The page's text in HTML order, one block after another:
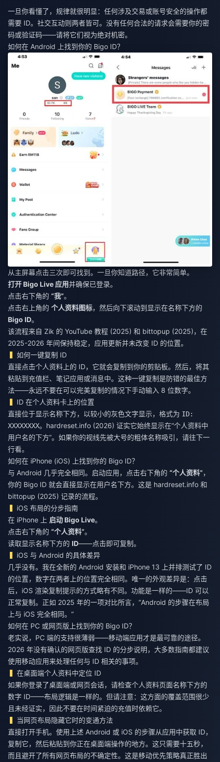
一旦你看懂了，规律就很明显：任何涉及交易或账号安全的操作都
需要 ID。社交互动则两者皆可。没有任何合法的请求会需要你的密
码或验证码——请将它们视为绝对机密。
如何在 Android 上找到你的 Bigo ID？
从主屏幕点击三次即可找到。一旦你知道路径，它非常简单。
打开 Bigo Live 应用并确保已登录。
点击右下角的 “我”。
点击右上角的 个人资料图标，然后向下滚动到显示在名称下方的
Bigo ID。
该流程来自 Zik 的 YouTube 教程 (2025) 和 bittopup (2025)，在
2025-2026 年间保持稳定，应用更新并未改变 ID 的位置。
如何一键复制 ID
直接点击个人资料上的 ID，它就会复制到你的剪贴板。然后，将其
粘贴到充值栏、笔记应用或消息中。这种一键复制是防错的最佳方
法——永远不要在可以完美复制的情况下手动输入 8 位数字。
ID 在个人资料卡上的位置
直接位于显示名称下方，以较小的灰色文字显示，格式为 ID:
XXXXXXXX。hardreset.info (2026) 证实它始终显示在“个人资料中
用户名的下方”。如果你的视线先被大号的粗体名称吸引，请往下一
行看。
如何在 iPhone (iOS) 上找到你的 Bigo ID？
与 Android 几乎完全相同。启动应用，点击右下角的 “个人资料”，
你的 Bigo ID 就会直接显示在用户名下方。这是 hardreset.info 和
bittopup (2025) 记录的流程。
iOS 布局的分步指南
在 iPhone 上 启动 Bigo Live。
点击右下角的 “个人资料”。
读取显示名称下方的 ID——点击即可复制。
iOS 与 Android 的具体差异
几乎没有。我在全新的 Android 安装和 iPhone 13 上并排测试了 ID
的位置，数字在两者上的位置完全相同。唯一的外观差异是：点击
后，iOS 渲染复制提示的方式略有不同。功能是一样的——ID 可以
正常复制。正如 2025 年的一项对比所言，“Android 的步骤在布局
上与 iOS 完全相同。”
如何在 PC 或网页版上找到你的 Bigo ID？
老实说，PC 端的支持很薄弱——移动端应用才是最可靠的途径。
2026 年没有确认的网页版查找 ID 的分步说明，大多数指南都建议
使用移动应用来处理任何与 ID 相关的事项。
在桌面端个人资料中定位 ID
如果你登录了桌面端或网页会话，请检查个人资料页面名称下方的
数字 ID——布局逻辑是一样的。但请注意：这方面的覆盖范围很少
且未经证实，因此不要在时间紧迫的充值时依赖它。
当网页布局隐藏它时的变通方法
直接打开手机。使用上述 Android 或 iOS 的步骤从应用中获取 ID，
复制它，然后粘贴到你正在桌面端操作的地方。这只需要十五秒，
而且避开了所有网页布局的不确定性。这是移动优先策略真正胜出